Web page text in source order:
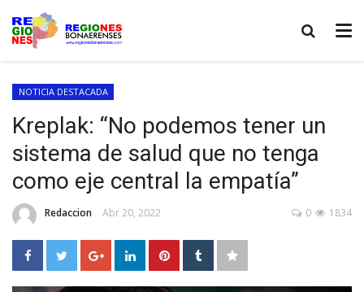
NOTICIA DESTACADA
Kreplak: “No podemos tener un
sistema de salud que no tenga
como eje central la empatía”
Redaccion Abr 20, 2022 1834
0